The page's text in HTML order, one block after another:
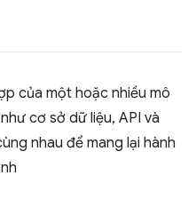
của một hoặc nhiều mô
cơ sở dữ liệu, API và
nhau để mang lại hành